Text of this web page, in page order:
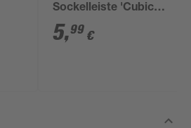
Sockelleiste 'Cubica
LS 80' weiß, 2 Stück
5,99 €